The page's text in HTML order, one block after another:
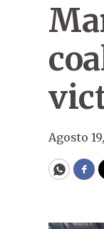
Agosto